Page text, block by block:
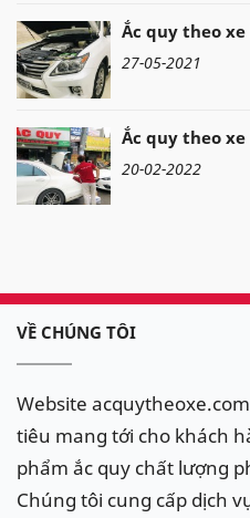
Ắc quy theo
27-05-2021
Ắc quy theo
20-02-2022
VỀ CHÚNG TÔI
Website
tiêu mang tới cho khách
phẩm ắc quy chất lượng
Chúng tôi cung cấp dịch